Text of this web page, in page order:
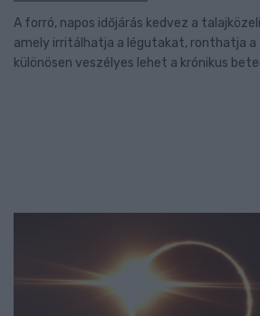
A forró, napos időjárás kedvez a
amely irritálhatja a légutakat, ronthatja a
különösen veszélyes lehet a krónikus